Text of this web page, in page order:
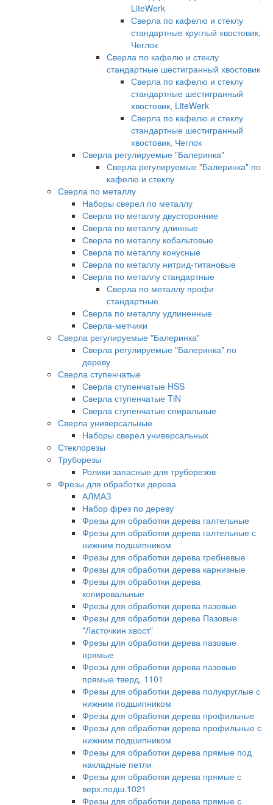
LiteWerk
Сверла по кафелю и стеклу
стандартные круглый хвостовик,
Чеглок
Сверла по кафелю и стеклу
стандартные шестигранный хвостовик
Сверла по кафелю и стеклу
стандартные шестигранный
хвостовик, LiteWerk
Сверла по кафелю и стеклу
стандартные шестигранный
хвостовик, Чеглок
Сверла регулируемые "Балеринка"
Сверла регулируемые "Балеринка" по
кафелю и стеклу
Сверла по металлу
Наборы сверел по металлу
Сверла по металлу двусторонние
Сверла по металлу длинные
Сверла по металлу кобальтовые
Сверла по металлу конусные
Сверла по металлу нитрид-титановые
Сверла по металлу стандартные
Сверла по металлу профи
стандартные
Сверла по металлу удлиненные
Сверла-метчики
Сверла регулируемые "Балеринка"
Сверла регулируемые "Балеринка" по
дереву
Сверла ступенчатые
Сверла ступенчатые HSS
Сверла ступенчатые TiN
Сверла ступенчатые спиральные
Сверла универсальные
Наборы сверел универсальных
Стеклорезы
Труборезы
Ролики запасные для труборезов
Фрезы для обработки дерева
АЛМАЗ
Набор фрез по дереву
Фрезы для обработки дерева галтельные
Фрезы для обработки дерева галтельные с
нижним подшипником
Фрезы для обработки дерева гребневые
Фрезы для обработки дерева карнизные
Фрезы для обработки дерева
копировальные
Фрезы для обработки дерева пазовые
Фрезы для обработки дерева Пазовые
"Ласточкин хвост"
Фрезы для обработки дерева пазовые
прямые
Фрезы для обработки дерева пазовые
прямые тверд. 1101
Фрезы для обработки дерева полукруглые с
нижним подшипником
Фрезы для обработки дерева профильные
Фрезы для обработки дерева профильные с
нижним подшипником
Фрезы для обработки дерева прямые под
накладные петли
Фрезы для обработки дерева прямые с
верх.подш.1021
Фрезы для обработки дерева прямые с